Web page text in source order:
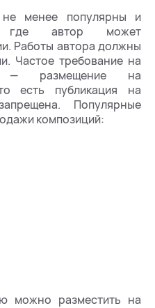
менее популярны и
где автор может
Работы автора должны
Частое требование на
— размещение на
есть публикация на
Популярные
композиций:
можно разместить на